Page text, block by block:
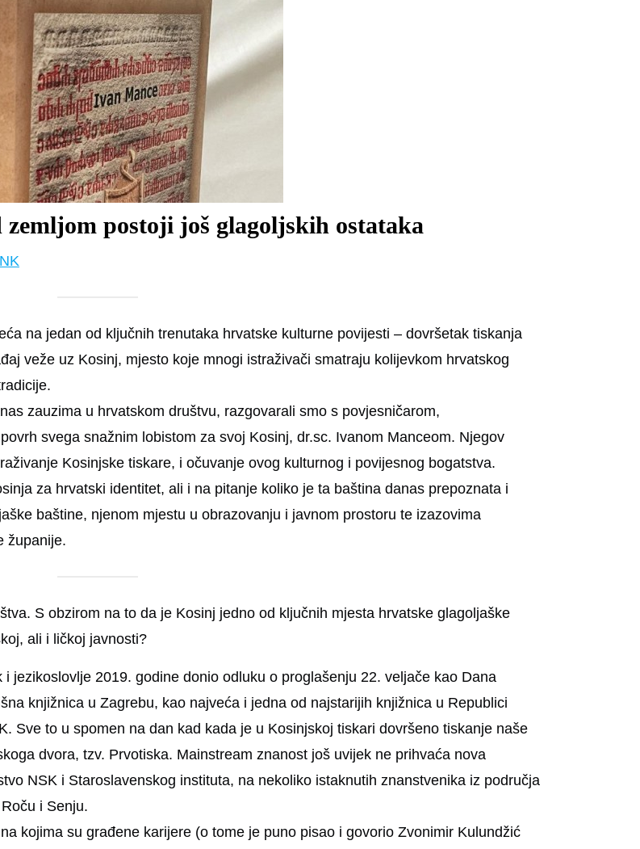
postoji još glagoljskih ostataka
na jedan od ključnih trenutaka hrvatske kulturne povijesti – dovršetak tiskanja
veže uz Kosinj, mjesto koje mnogi istraživači smatraju kolijevkom hrvatskog
zauzima u hrvatskom društvu, razgovarali smo s povjesničarom,
svega snažnim lobistom za svoj Kosinj, dr.sc. Ivanom Manceom. Njegov
Kosinjske tiskare, i očuvanje ovog kulturnog i povijesnog bogatstva.
za hrvatski identitet, ali i na pitanje koliko je ta baština danas prepoznata i
baštine, njenom mjestu u obrazovanju i javnom prostoru te izazovima
županije.
S obzirom na to da je Kosinj jedno od ključnih mjesta hrvatske glagoljaške
ali i ličkoj javnosti?
jezikoslovlje 2019. godine donio odluku o proglašenju 22. veljače kao Dana
knjižnica u Zagrebu, kao najveća i jedna od najstarijih knjižnica u Republici
Sve to u spomen na dan kad kada je u Kosinjskoj tiskari dovršeno tiskanje naše
dvora, tzv. Prvotiska. Mainstream znanost još uvijek ne prihvaća nova
NSK i Staroslavenskog instituta, na nekoliko istaknutih znanstvenika iz područja
i Senju.
kojima su građene karijere (o tome je puno pisao i govorio Zvonimir Kulundžić